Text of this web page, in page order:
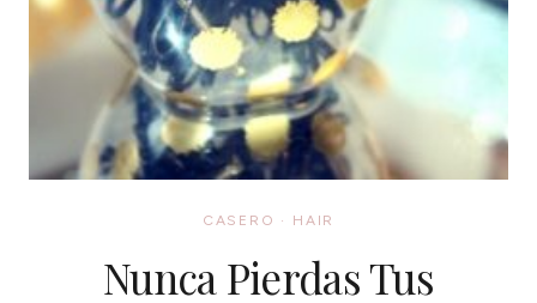
CASERO · HAIR
Nunca Pierdas Tus